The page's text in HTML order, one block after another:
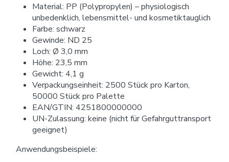
Material: PP (Polypropylen) – physiologisch
unbedenklich, lebensmittel- und kosmetiktauglich
Farbe: schwarz
Gewinde: ND 25
Loch: Ø 3,0 mm
Höhe: 23,5 mm
Gewicht: 4,1 g
Verpackungseinheit: 2500 Stück pro Karton,
50000 Stück pro Palette
EAN/GTIN: 4251800000000
UN-Zulassung: keine (nicht für Gefahrguttransport
geeignet)
Anwendungsbeispiele: